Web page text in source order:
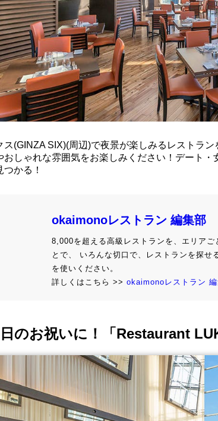
ス(GINZA SIX)(周辺)で夜景が楽しみるレストラ
おしゃれな雰囲気をお楽しみください！デート
かる！
okaimonoレストラン 編集部
8,000を超える高級レストランを、エリア
とで、 いろんな切口で、レストランを探せ
を使いください。
詳しくはこちら >> okaimonoレストラン
のお祝いに！「Restaurant